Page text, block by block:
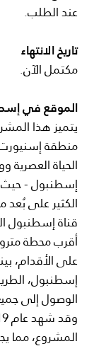
عند الطلب.
تاريخ الانتهاء
مكتمل الآن.
الموقع في
يتميز هذا
منطقة
الحياة
إسطنبول - حيث
الكثير على
أقرب محطة
على الأقدام،
الوصول إلى
المشروع، مما